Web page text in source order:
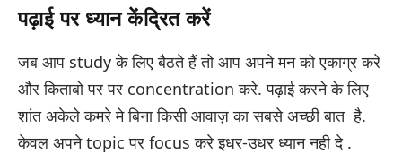
पढ़ाई पर ध्यान केंद्रित करें
जब आप study के लिए बैठते हैं तो आप अपने मन को एकाग्र करे
और किताबो पर पर concentration करे. पढ़ाई करने के लिए
शांत अकेले कमरे मे बिना किसी आवाज़ का सबसे अच्छी बात है.
केवल अपने topic पर focus करे इधर-उधर ध्यान नही दे .